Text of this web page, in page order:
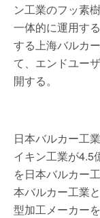
ン工業のフッ素
一体的に運用す
する上海バルカ
て、エンドユー
開する。
日本バルカー工
イキン工業が4.5
を日本バルカー
本バルカー工業
型加工メーカー